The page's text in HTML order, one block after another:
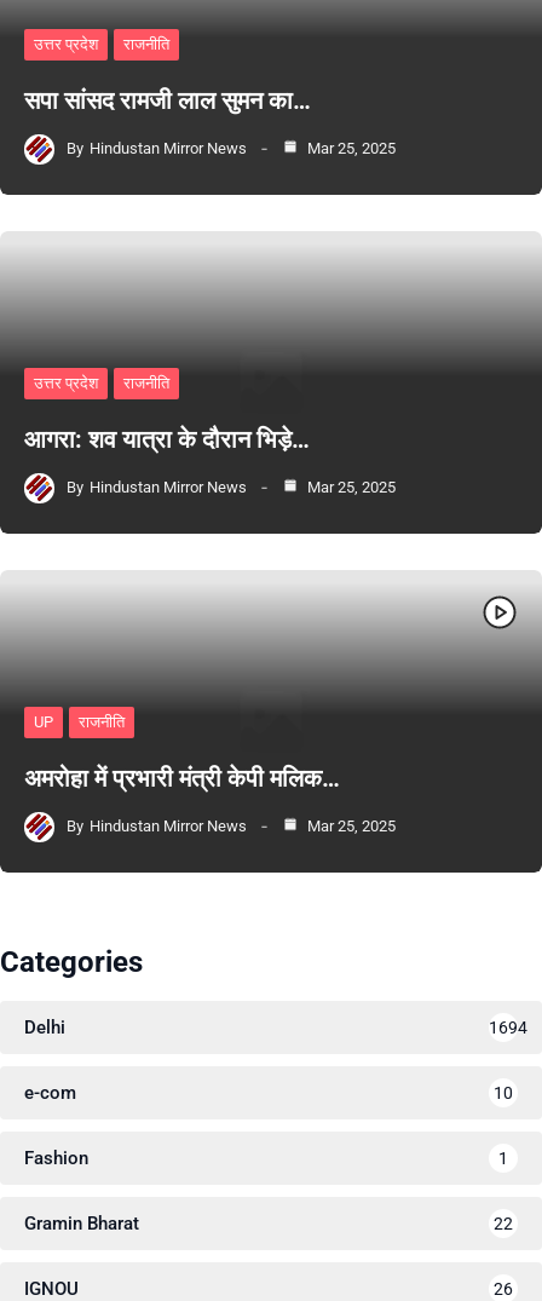
उत्तर प्रदेश राजनीति
सपा सांसद रामजी लाल सुमन का…
By Hindustan Mirror News Mar 25, 2025
उत्तर प्रदेश राजनीति
आगरा: शव यात्रा के दौरान भिड़े…
By Hindustan Mirror News Mar 25, 2025
UP राजनीति
अमरोहा में प्रभारी मंत्री केपी मलिक…
By Hindustan Mirror News Mar 25, 2025
Categories
Delhi 1694
e-com 10
Fashion 1
Gramin Bharat 22
IGNOU 26